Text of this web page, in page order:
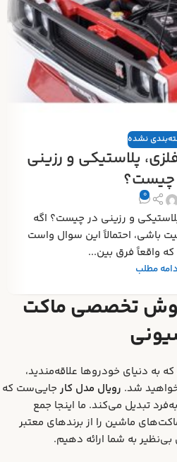
نشده
پلاستیکی و رزینی
چیست؟
0
و رزینی در چیست؟ اگه
باشی، احتمالاً این سوال واست
واقعاً فرق بین...
مطلب
تخصصی ماکت
به دنیای خودروها علاقه‌مندید،
شد. رویال مدل کار جایی‌ست که
تبدیل می‌کند. ما اینجا جمع
ماشین را از برندهای معتبر
بی‌نظیر به شما ارائه دهیم.